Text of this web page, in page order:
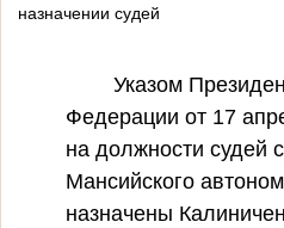
назначении судей
Указом
Федерации от 17
на должности судей
Мансийского
назначены